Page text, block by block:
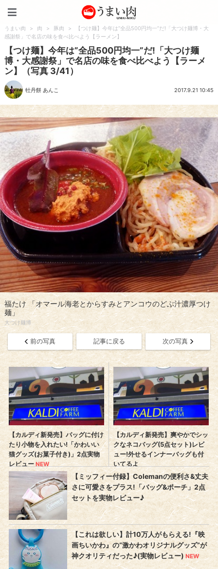
うまい肉 > 肉 > 豚肉 >
【つけ麺】今年は”全品500円均一”だ!「大つけ麺博・大
感謝祭」で名店の味を食べ比べよう【ラーメン】
【つけ麺】今年は”全品500円均一”だ!「大つけ麺
博・大感謝祭」で名店の味を食べ比べよう【ラーメ
ン】（写真 3/41）
牡丹餅 あんこ 2017.9.21 10:45
福たけ 「オマール海老とからすみとアンコウのどぶ汁濃厚つけ
麺」
大つけ麺博
前の写真 記事に戻る 次の写真